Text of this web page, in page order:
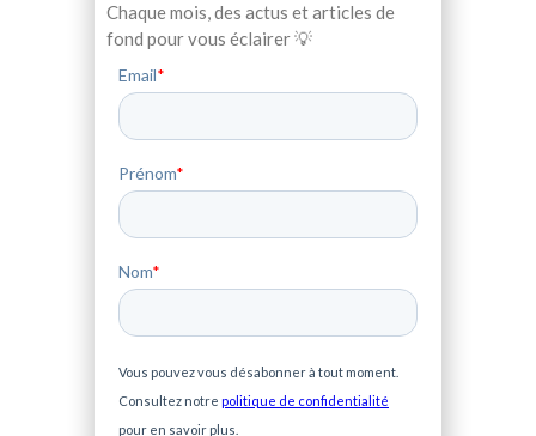
Chaque mois, des actus et articles de
fond pour vous éclairer 💡
Email*
Prénom*
Nom*
Vous pouvez vous désabonner à tout moment.
Consultez notre politique de confidentialité
pour en savoir plus.